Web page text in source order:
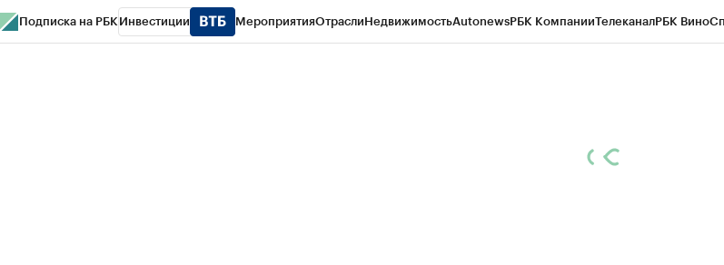
Подписка на РБК Инвестиции МероприятияОтраслиНедвижимостьAutonewsРБК КомпанииТелеканалРБК Вино